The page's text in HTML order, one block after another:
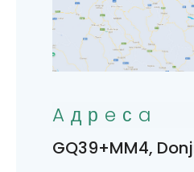
Aдрeсa
GQ39+MM4,